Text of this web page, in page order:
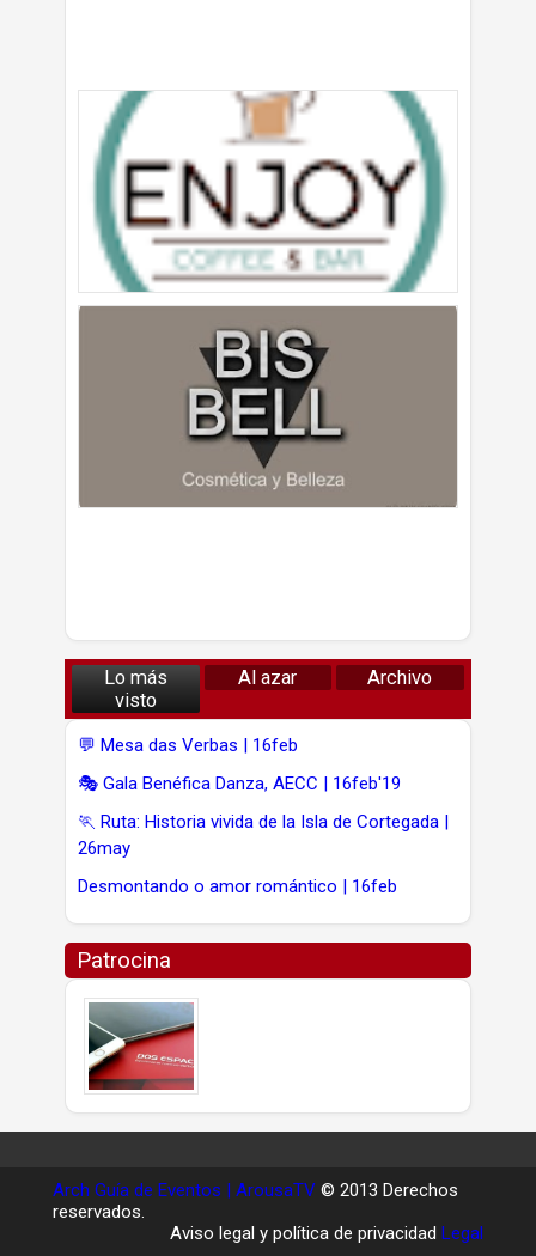
Lo más
visto
Al azar Archivo
💬 Mesa das Verbas | 16feb
🎭 Gala Benéfica Danza, AECC | 16feb'19
🏃 Ruta: Historia vivida de la Isla de Cortegada |
26may
Desmontando o amor romántico | 16feb
Patrocina
Arch Guía de Eventos | ArousaTV © 2013 Derechos
reservados.
Aviso legal y política de privacidad Legal